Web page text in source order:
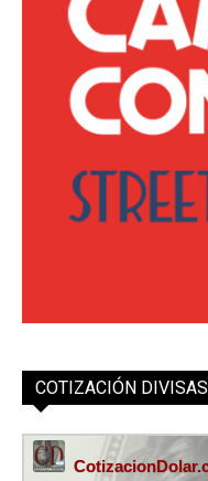
COTIZACIÓN DIVISAS